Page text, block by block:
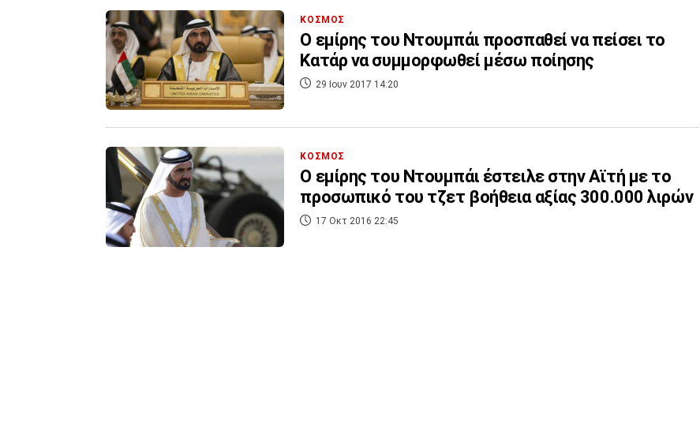
ΚΟΣΜΟΣ
Ο εμίρης του Ντουμπάι προσπαθεί να πείσει το
Κατάρ να συμμορφωθεί μέσω ποίησης
29 Ιουν 2017 14:20
ΚΟΣΜΟΣ
Ο εμίρης του Ντουμπάι έστειλε στην Αϊτή με το
προσωπικό του τζετ βοήθεια αξίας 300.000 λιρών
17 Οκτ 2016 22:45